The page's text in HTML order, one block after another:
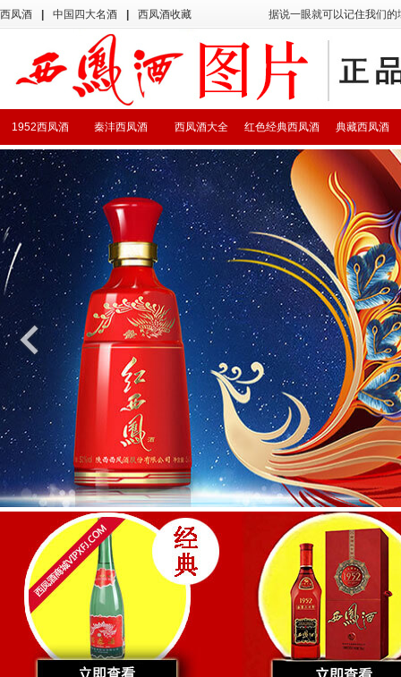
西凤酒 中国四大名酒 西凤酒收藏 据说一眼就可以记住我们
典藏西凤酒
红色经典西凤酒
西凤酒大全
秦沣西凤酒
1952西凤酒